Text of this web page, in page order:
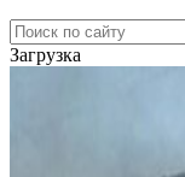
Загрузка